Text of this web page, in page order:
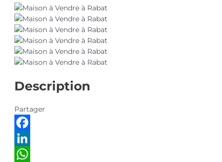
Description
Partager
Facebook
LinkedIn